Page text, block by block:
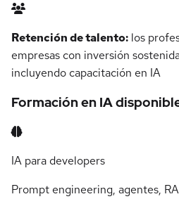
Retención de talento: los
empresas con inversión
incluyendo capacitación en IA
Formación en IA
IA para developers
Prompt engineering, agentes,